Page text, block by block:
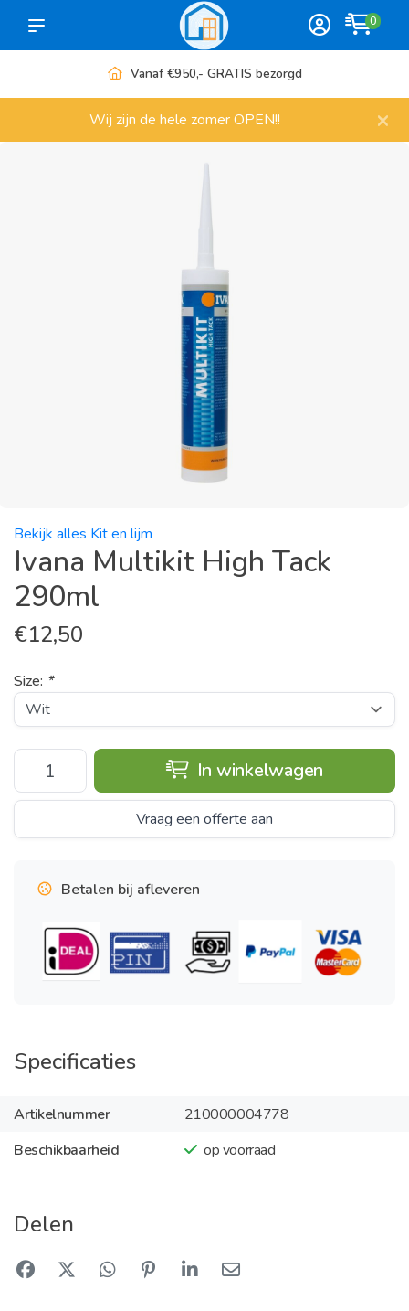
0
Vanaf €950,- GRATIS bezorgd
Wij zijn de hele zomer OPEN!! ×
Bekijk alles Kit en lijm
Ivana Multikit High Tack
290ml
€12,50
Size: *
In winkelwagen
Vraag een offerte aan
Betalen bij afleveren
Specificaties
Artikelnummer
210000004778
Beschikbaarheid
op voorraad
Delen